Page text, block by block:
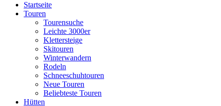
Startseite
Touren
Tourensuche
Leichte 3000er
Klettersteige
Skitouren
Winterwandern
Rodeln
Schneeschuhtouren
Neue Touren
Beliebteste Touren
Hütten